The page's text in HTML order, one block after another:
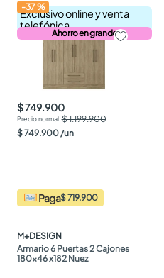
Exclusivo online y venta
telefónica
Ahorro en grande
-37%
$ 749.900
$ 1.199.900
$749.900 /un
Paga$ 719.900
M+DESIGN
Armario 6 Puertas 2 Cajones
180x46 x182 Nuez